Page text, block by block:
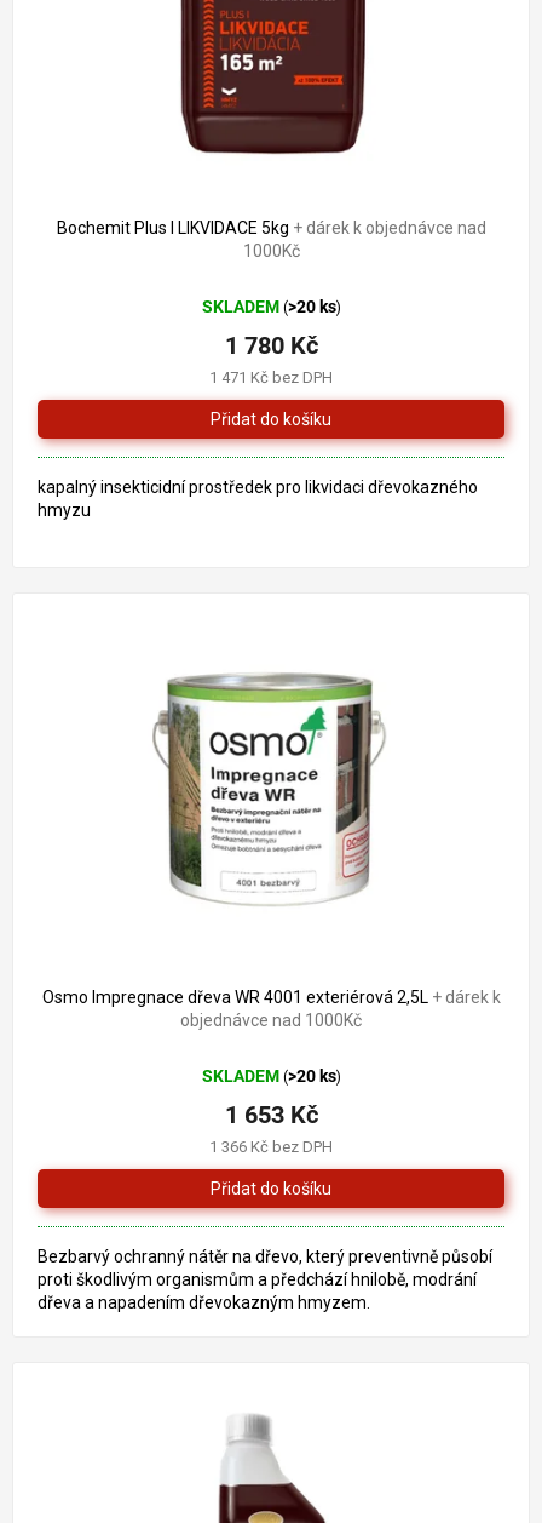
Bochemit Plus I LIKVIDACE 5kg + dárek k objednávce nad
1000Kč
SKLADEM (>20 ks)
1 471 Kč bez DPH
1 780 Kč
kapalný insekticidní prostředek pro likvidaci dřevokazného
hmyzu
Osmo Impregnace dřeva WR 4001 exteriérová 2,5L + dárek k
objednávce nad 1000Kč
SKLADEM (>20 ks)
1 366 Kč bez DPH
1 653 Kč
Bezbarvý ochranný nátěr na dřevo, který preventivně působí
proti škodlivým organismům a předchází hnilobě, modrání
dřeva a napadením dřevokazným hmyzem.